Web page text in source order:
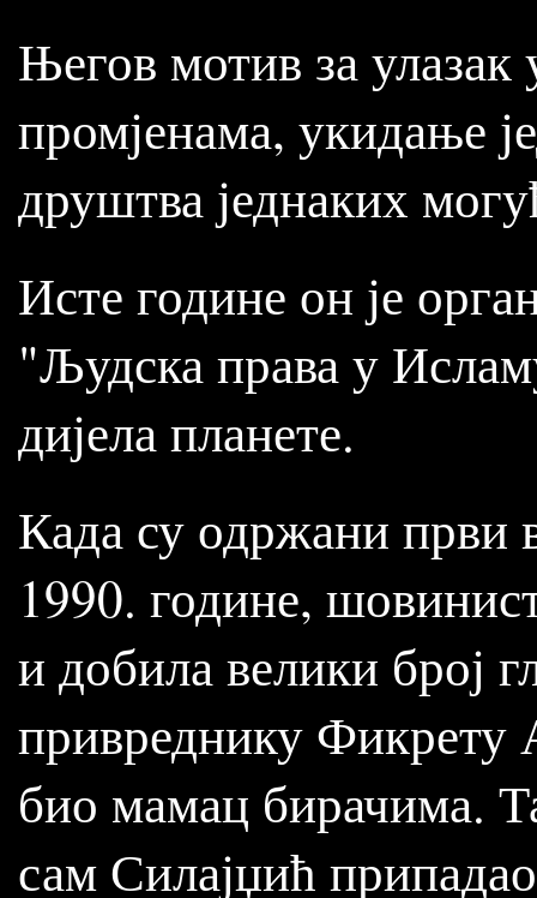
Његов мотив за
промјенама, укидање
друштва једнаких
Исте године он је
"Људска права у
дијела планете.
Када су одржани први
1990. године,
и добила велики број
привреднику Фикрету
био мамац бирачима.
сам Силајџић